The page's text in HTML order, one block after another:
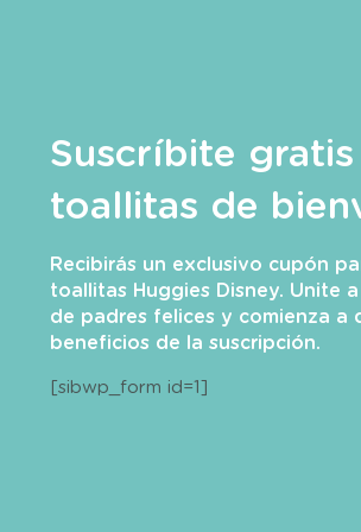
Suscríbite
toallitas de
Recibirás un exclusivo cupón
toallitas Huggies Disney. Unite
de padres felices y comienza a
beneficios de la suscripción.
[sibwp_form id=1]